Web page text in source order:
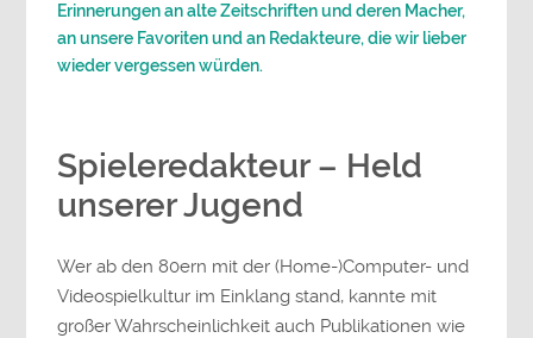
Erinnerungen an alte Zeitschriften und deren Macher,
an unsere Favoriten und an Redakteure, die wir lieber
wieder vergessen würden.
Spieleredakteur – Held
unserer Jugend
Wer ab den 80ern mit der (Home-)Computer- und
Videospielkultur im Einklang stand, kannte mit
großer Wahrscheinlichkeit auch Publikationen wie